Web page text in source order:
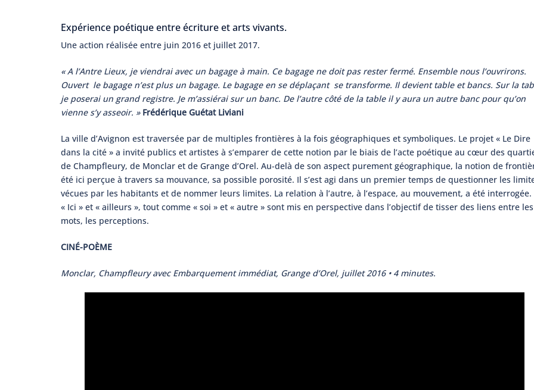
Expérience poétique entre écriture et arts vivants.
Une action réalisée entre juin 2016 et juillet 2017.
« A l’Antre Lieux, je viendrai avec un bagage à main. Ce bagage ne doit pas rester fermé. Ensemble nous l’ouvrirons.
Ouvert le bagage n’est plus un bagage. Le bagage en se déplaçant se transforme. Il devient table et bancs. Sur la
je poserai un grand registre. Je m’assiérai sur un banc. De l’autre côté de la table il y aura un autre banc pour qu’on
vienne s’y asseoir. » Frédérique Guétat Liviani
La ville d’Avignon est traversée par de multiples frontières à la fois géographiques et symboliques. Le projet « Le Dire
dans la cité » a invité publics et artistes à s’emparer de cette notion par le biais de l’acte poétique au cœur des
de Champfleury, de Monclar et de Grange d’Orel. Au-delà de son aspect purement géographique, la notion de
été ici perçue à travers sa mouvance, sa possible porosité. Il s’est agi dans un premier temps de questionner les
vécues par les habitants et de nommer leurs limites. La relation à l’autre, à l’espace, au mouvement, a été interrogée.
« Ici » et « ailleurs », tout comme « soi » et « autre » sont mis en perspective dans l’objectif de tisser des liens entre les
mots, les perceptions.
CINÉ-POÈME
Monclar, Champfleury avec Embarquement immédiat, Grange d’Orel, juillet 2016 • 4 minutes.